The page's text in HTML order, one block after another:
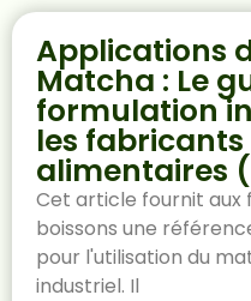
Applications
Matcha : Le
formulation
les
alimentaires
Cet article fournit
boissons une
pour l'utilisation du
industriel. Il